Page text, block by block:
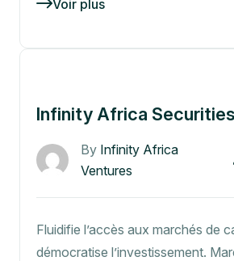
Voir plus
Infinity Africa Securities
By Infinity Africa
Ventures
Fluidifie l’accès aux marchés de
démocratise l’investissement.